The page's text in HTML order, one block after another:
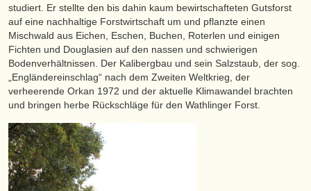
studiert. Er stellte den bis dahin kaum bewirtschafteten Gutsforst
auf eine nachhaltige Forstwirtschaft um und pflanzte einen
Mischwald aus Eichen, Eschen, Buchen, Roterlen und einigen
Fichten und Douglasien auf den nassen und schwierigen
Bodenverhältnissen. Der Kalibergbau und sein Salzstaub, der sog.
„Engländereinschlag“ nach dem Zweiten Weltkrieg, der
verheerende Orkan 1972 und der aktuelle Klimawandel brachten
und bringen herbe Rückschläge für den Wathlinger Forst.